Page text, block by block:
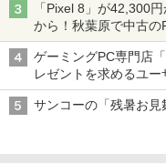
「Pixel 8」が42,300
から！秋葉原で中古
ゲーミングPC専門店
レゼントを求めるユ
サンコーの「残暑お見